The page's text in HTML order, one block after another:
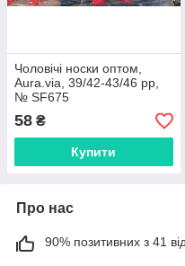
Чоловічі носки оптом,
Aura.via, 39/42-43/46 pp,
№ SF675
58 ₴
Купити
Про нас
90% позитивних з 41